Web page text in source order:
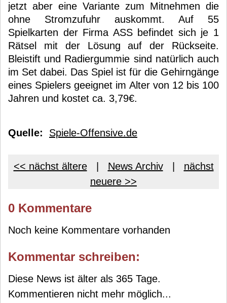
jetzt aber eine Variante zum Mitnehmen die
ohne Stromzufuhr auskommt. Auf 55
Spielkarten der Firma ASS befindet sich je 1
Rätsel mit der Lösung auf der Rückseite.
Bleistift und Radiergummie sind natürlich auch
im Set dabei. Das Spiel ist für die Gehirngänge
eines Spielers geeignet im Alter von 12 bis 100
Jahren und kostet ca. 3,79€.
Quelle: Spiele-Offensive.de
<< nächst ältere| News Archiv| nächst
neuere >>
0 Kommentare
Noch keine Kommentare vorhanden
Kommentar schreiben:
Diese News ist älter als 365 Tage.
Kommentieren nicht mehr möglich...